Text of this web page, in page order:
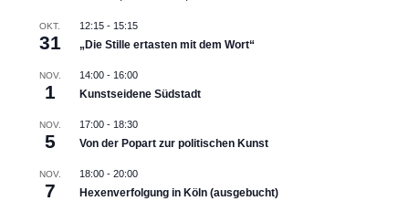
OKT.
31
12:15- 15:15
„Die Stille ertasten mit dem Wort“
NOV.
1
14:00- 16:00
Kunstseidene Südstadt
NOV.
5
17:00- 18:30
Von der Popart zur politischen Kunst
NOV.
7
18:00- 20:00
Hexenverfolgung in Köln (ausgebucht)